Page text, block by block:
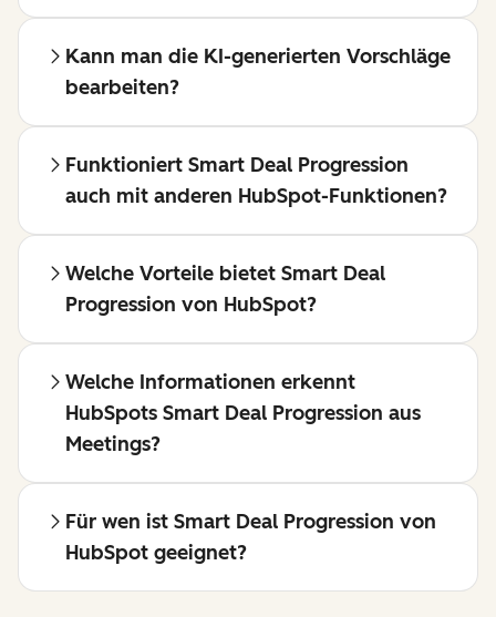
Kann man die KI-generierten Vorschläge
bearbeiten?
Funktioniert Smart Deal Progression
auch mit anderen HubSpot-Funktionen?
Welche Vorteile bietet Smart Deal
Progression von HubSpot?
Welche Informationen erkennt
HubSpots Smart Deal Progression aus
Meetings?
Für wen ist Smart Deal Progression von
HubSpot geeignet?